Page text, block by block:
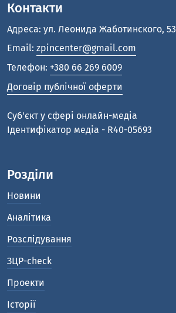
Контакти
Адреса: ул. Леонида Жаботинского, 53
Email: zpincenter@gmail.com
Телефон: +380 66 269 6009
Договір публічної оферти
Cуб'єкт у сфері онлайн-медіа
Ідентифікатор медіа - R40-05693
Розділи
Новини
Аналітика
Розслідування
ЗЦР-check
Проекти
Історії